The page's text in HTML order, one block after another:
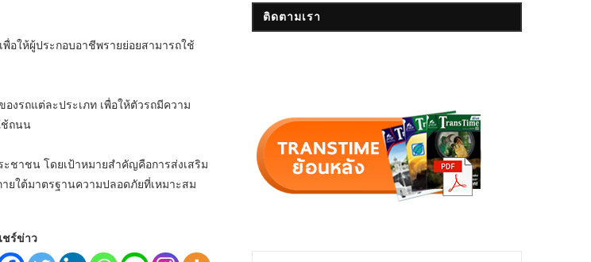
อให้ผู้ประกอบอาชีพรายย่อยสามารถใช้
รถแต่ละประเภท เพื่อให้ตัวรถมีความ
ช้ถนน
ชาชน โดยเป้าหมายสำคัญคือการส่งเสริม
ยใต้มาตรฐานความปลอดภัยที่เหมาะสม
ชร์ข่าว
ติดตามเรา